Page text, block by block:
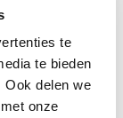
te
te bieden
Ook delen we
onze